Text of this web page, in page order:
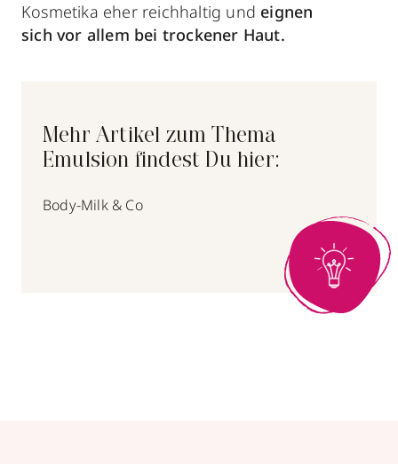
Kosmetika eher reichhaltig und eignen
sich vor allem bei trockener Haut.
Mehr Artikel zum Thema
Emulsion findest Du hier:
Body-Milk & Co